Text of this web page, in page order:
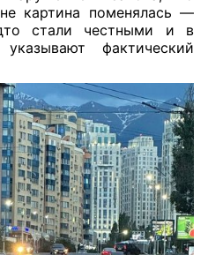
картина поменялась —
стали честными и в
фактический